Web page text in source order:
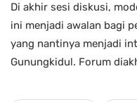
Di akhir sesi diskusi,
ini menjadi awalan bagi
yang nantinya menjadi
Gunungkidul. Forum